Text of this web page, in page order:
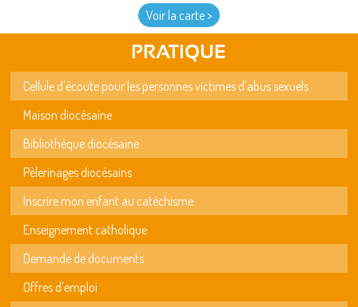
Voir la carte >
PRATIQUE
Cellule d'écoute pour les personnes victimes d'abus sexuels
Maison diocésaine
Bibliothèque diocésaine
Pèlerinages diocésains
Inscrire mon enfant au catéchisme
Enseignement catholique
Demande de documents
Offres d'emploi